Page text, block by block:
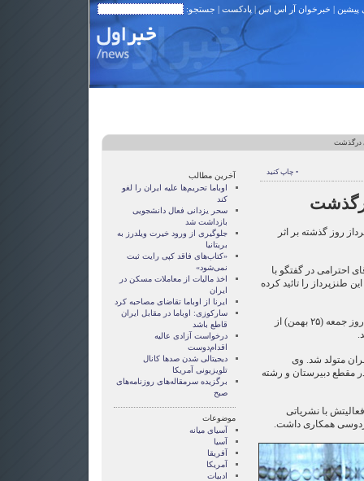
پیشین | خبرخوان آر اس اس| پادکست | جستجو:
درگذشت
• چاپ کنید
روز گذشته بر اثر
احترامی در گفتگو با
طنزپرداز را تائید کرده
تشییع پیکر آقای احترامی ۹ صبح روز جمعه (۲۵ بهمن) از
در سال ۱۳۲۰ در تهران متولد شد. وی
مقطع دبیرستان و رشته
با نشریاتی
همکاری داشت.
آخرین مطالب
اوباما تحریم‌ها علیه ایران را لغو
کند
سحر یزدانی فعال دانشجویی
بازداشت شد
جلوگیری از ورود خیرت ویلدرز به
بریتانیا
«کتاب‌های فاقد کپی ‌رایت ثبت
نمی‌شود»
اخذ مالیات از معاملات مسکن در
ایران
ایرنا از اوباما تقاضای مصاحبه کرد
سارکوزی: اوباما در مقابل ایران
قاطع باشد
درخواست آزادی عالیه
اقدام‌دوست
دیجیتالی شدن صدها کانال
تلویزیونی آمریکا
برگزیده سرمقاله‌های روزنامه‌های
صبح
موضوعات
آسيای ميانه
آسیا
آفریقا
آمریکا
ادبیات